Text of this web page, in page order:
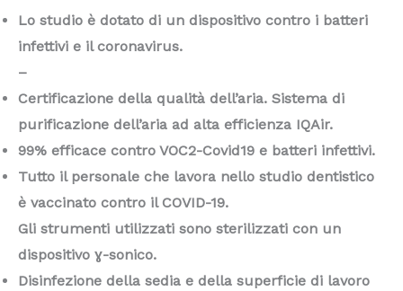
Lo studio è dotato di un dispositivo contro i batteri
infettivi e il coronavirus.
–
Certificazione della qualità dell’aria. Sistema di
purificazione dell’aria ad alta efficienza IQAir.
99% efficace contro VOC2-Covid19 e batteri infettivi.
Tutto il personale che lavora nello studio dentistico
è vaccinato contro il COVID-19.
Gli strumenti utilizzati sono sterilizzati con un
dispositivo ɣ-sonico.
Disinfezione della sedia e della superficie di lavoro